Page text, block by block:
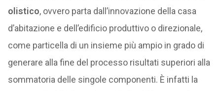
olistico, ovvero parta dall’innovazione della casa
d’abitazione e dell’edificio produttivo o direzionale,
come particella di un insieme più ampio in grado di
generare alla fine del processo risultati superiori alla
sommatoria delle singole componenti. È infatti la